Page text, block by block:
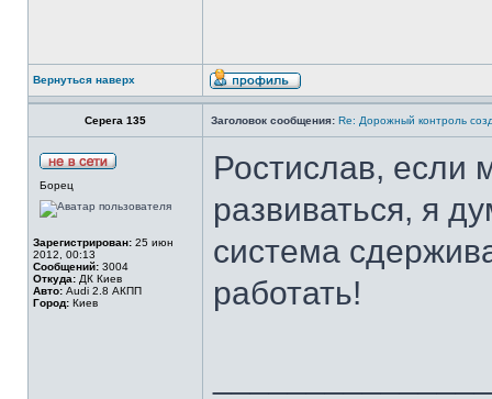
Вернуться наверх
Серега 135 Заголовок сообщения: Re: Дорожный контроль
Борец
Зарегистрирован: 25 июн
2012, 00:13
Сообщений: 3004
Откуда: ДК Киев
Авто: Audi 2.8 АКПП
Город: Киев
Ростислав, если
развиваться, я
система
работать!